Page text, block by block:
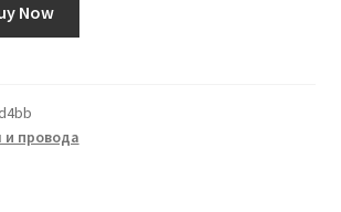
Now
и провода